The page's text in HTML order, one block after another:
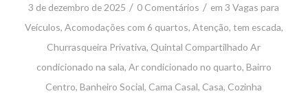
3 de dezembro de 2025 / 0 Comentários / em3 Vagas para
Veículos, Acomodações com 6 quartos, Atenção, tem escada,
Churrasqueira Privativa, Quintal Compartilhado Ar
condicionado na sala, Ar condicionado no quarto, Bairro
Centro,Banheiro Social, Cama Casal, Casa, Cozinha